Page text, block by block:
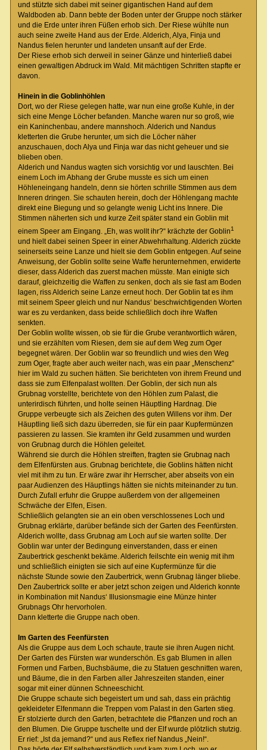
und stützte sich dabei mit seiner gigantischen Hand auf dem
Waldboden ab. Dann bebte der Boden unter der Gruppe noch stärker
und die Erde unter ihren Füßen erhob sich. Der Riese wühlte nun
auch seine zweite Hand aus der Erde. Alderich, Alya, Finja und
Nandus fielen herunter und landeten unsanft auf der Erde.
Der Riese erhob sich derweil in seiner Gänze und hinterließ dabei
einen gewaltigen Abdruck im Wald. Mit mächtigen Schritten stapfte er
davon.
Hinein in die Goblinhöhlen
Dort, wo der Riese gelegen hatte, war nun eine große Kuhle, in der
sich eine Menge Löcher befanden. Manche waren nur so groß, wie
ein Kaninchenbau, andere mannshoch. Alderich und Nandus
kletterten die Grube herunter, um sich die Löcher näher
anzuschauen, doch Alya und Finja war das nicht geheuer und sie
blieben oben.
Alderich und Nandus wagten sich vorsichtig vor und lauschten. Bei
einem Loch im Abhang der Grube musste es sich um einen
Höhleneingang handeln, denn sie hörten schrille Stimmen aus dem
Inneren dringen. Sie schauten herein, doch der Höhlengang machte
direkt eine Biegung und so gelangte wenig Licht ins Innere. Die
Stimmen näherten sich und kurze Zeit später stand ein Goblin mit
einem Speer am Eingang. „Eh, was wollt ihr?“ krächzte der Goblin1
und hielt dabei seinen Speer in einer Abwehrhaltung. Alderich zückte
seinerseits seine Lanze und hielt sie dem Goblin entgegen. Auf seine
Anweisung, der Goblin sollte seine Waffe herunternehmen, erwiderte
dieser, dass Alderich das zuerst machen müsste. Man einigte sich
darauf, gleichzeitig die Waffen zu senken, doch als sie fast am Boden
lagen, riss Alderich seine Lanze erneut hoch. Der Goblin tat es ihm
mit seinem Speer gleich und nur Nandus‘ beschwichtigenden Worten
war es zu verdanken, dass beide schließlich doch ihre Waffen
senkten.
Der Goblin wollte wissen, ob sie für die Grube verantwortlich wären,
und sie erzählten vom Riesen, dem sie auf dem Weg zum Oger
begegnet wären. Der Goblin war so freundlich und wies den Weg
zum Oger, fragte aber auch weiter nach, was ein paar „Menschenz“
hier im Wald zu suchen hätten. Sie berichteten von ihrem Freund und
dass sie zum Elfenpalast wollten. Der Goblin, der sich nun als
Grubnag vorstellte, berichtete von den Höhlen zum Palast, die
unterirdisch führten, und holte seinen Häuptling Hardnag. Die
Gruppe verbeugte sich als Zeichen des guten Willens vor ihm. Der
Häuptling ließ sich dazu überreden, sie für ein paar Kupfermünzen
passieren zu lassen. Sie kramten ihr Geld zusammen und wurden
von Grubnag durch die Höhlen geleitet.
Während sie durch die Höhlen streiften, fragten sie Grubnag nach
dem Elfenfürsten aus. Grubnag berichtete, die Goblins hätten nicht
viel mit ihm zu tun. Er wäre zwar ihr Herrscher, aber abseits von ein
paar Audienzen des Häuptlings hätten sie nichts miteinander zu tun.
Durch Zufall erfuhr die Gruppe außerdem von der allgemeinen
Schwäche der Elfen, Eisen.
Schließlich gelangten sie an ein oben verschlossenes Loch und
Grubnag erklärte, darüber befände sich der Garten des Feenfürsten.
Alderich wollte, dass Grubnag am Loch auf sie warten sollte. Der
Goblin war unter der Bedingung einverstanden, dass er einen
Zaubertrick geschenkt bekäme. Alderich feilschte ein wenig mit ihm
und schließlich einigten sie sich auf eine Kupfermünze für die
nächste Stunde sowie den Zaubertrick, wenn Grubnag länger bliebe.
Den Zaubertrick sollte er aber jetzt schon zeigen und Alderich konnte
in Kombination mit Nandus‘ Illusionsmagie eine Münze hinter
Grubnags Ohr hervorholen.
Dann kletterte die Gruppe nach oben.
Im Garten des Feenfürsten
Als die Gruppe aus dem Loch schaute, traute sie ihren Augen nicht.
Der Garten des Fürsten war wunderschön. Es gab Blumen in allen
Formen und Farben, Buchsbäume, die zu Statuen geschnitten waren,
und Bäume, die in den Farben aller Jahreszeiten standen, einer
sogar mit einer dünnen Schneeschicht.
Die Gruppe schaute sich begeistert um und sah, dass ein prächtig
gekleideter Elfenmann die Treppen vom Palast in den Garten stieg.
Er stolzierte durch den Garten, betrachtete die Pflanzen und roch an
den Blumen. Die Gruppe tuschelte und der Elf wurde plötzlich stutzig.
Er rief: „Ist da jemand?“ und aus Reflex rief Nandus „Nein!“.